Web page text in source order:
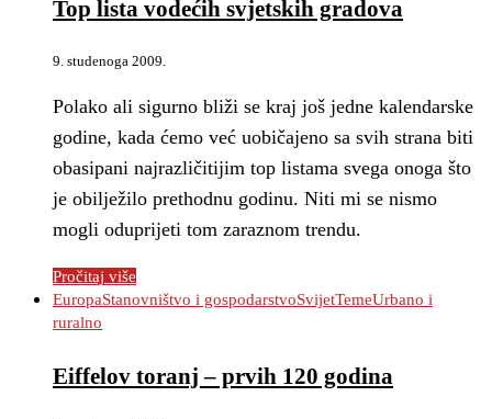
Top lista vodećih svjetskih gradova
9. studenoga 2009.
Polako ali sigurno bliži se kraj još jedne kalendarske
godine, kada ćemo već uobičajeno sa svih strana biti
obasipani najrazličitijim top listama svega onoga što
je obilježilo prethodnu godinu. Niti mi se nismo
mogli oduprijeti tom zaraznom trendu.
Pročitaj više
EuropaStanovništvo i gospodarstvoSvijetTemeUrbano i
ruralno
Eiffelov toranj – prvih 120 godina